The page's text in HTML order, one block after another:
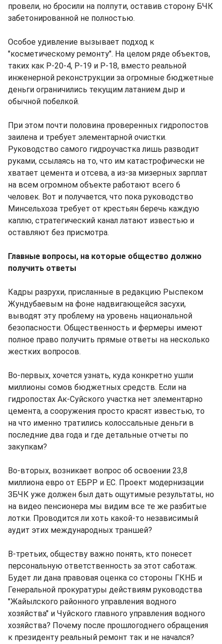
провели, но бросили на полпути, оставив сторону БЧК
забетонированной не полностью.
Особое удивление вызывает подход к
"косметическому ремонту". На целом ряде объектов,
таких как Р-20-4, Р-19 и Р-18, вместо реальной
инженерной реконструкции за огромные бюджетные
деньги ограничились текущим латанием дыр и
обычной побелкой.
При этом почти половина проверенных гидропостов
заилена и требует элементарной очистки.
Руководство самого гидроучастка лишь разводит
руками, ссылаясь на то, что им катастрофически не
хватает цемента и отсева, а из-за мизерных зарплат
на всем огромном объекте работают всего 6
человек. Вот и получается, что пока руководство
Минсельхоза требует от крестьян беречь каждую
каплю, стратегический канал латают известью и
оставляют без присмотра.
Главные вопросы, на которые общество должно
получить ответы
Кадры разрухи, присланные в редакцию Рыспеком
Жундубаевым на фоне надвигающейся засухи,
выводят эту проблему на уровень национальной
безопасности. Общественность и фермеры имеют
полное право получить прямые ответы на несколько
жестких вопросов.
Во-первых, хочется узнать, куда конкретно ушли
миллионы сомов бюджетных средств. Если на
гидропостах Ак-Суйского участка нет элементарно
цемента, а сооружения просто красят известью, то
на что именно тратились колоссальные деньги в
последние два года и где детальные отчеты по
закупкам?
Во-вторых, возникает вопрос об освоении 23,8
миллиона евро от ЕБРР и ЕС. Проект модернизации
ЗБЧК уже должен был дать ощутимые результаты, но
на видео пенсионера мы видим все те же разбитые
лотки. Проводится ли хоть какой-то независимый
аудит этих международных траншей?
В-третьих, обществу важно понять, кто понесет
персональную ответственность за этот саботаж.
Будет ли дана правовая оценка со стороны ГКНБ и
Генеральной прокуратуры действиям руководства
"Жайылского районного управления водного
хозяйства" и Чуйского главного управления водного
хозяйства? Почему после прошлогоднего обращения
к президенту реальный ремонт так и не начался?